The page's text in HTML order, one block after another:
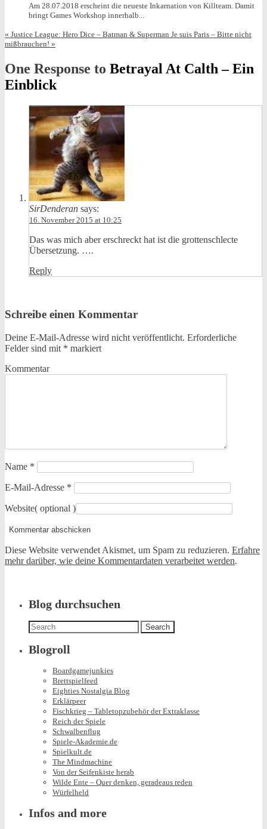
Am 28.07.2018 erscheint die neueste Inkarnation von Killteam. Damit
bringt Games Workshop innerhalb...
« Justice League: Hero Dice – Batman & Superman Je suis Paris – Bitte nicht
mißbrauchen! »
One Response to Betrayal At Calth – Ein
Einblick
SirDenderan says:
16. November 2015 at 10:25
Das was mich aber erschreckt hat ist die grottenschlecte
Übersetzung. ….
Reply
Schreibe einen Kommentar
Deine E-Mail-Adresse wird nicht veröffentlicht. Erforderliche
Felder sind mit * markiert
Kommentar
Name *
E-Mail-Adresse *
Website( optional )
Diese Website verwendet Akismet, um Spam zu reduzieren. Erfahre
mehr darüber, wie deine Kommentardaten verarbeitet werden.
Blog durchsuchen
Search
for:
Blogroll
Boardgamejunkies
Brettspielfeed
Eighties Nostalgia Blog
Erklärpeer
Fischkrieg – Tabletopzubehör der Extraklasse
Reich der Spiele
Schwalbenflug
Spiele-Akademie.de
Spielkult.de
The Mindmachine
Von der Seifenkiste herab
Wilde Ente – Quer denken, geradeaus reden
Würfelheld
Infos and more